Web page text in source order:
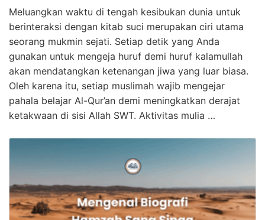
Meluangkan waktu di tengah kesibukan dunia untuk
berinteraksi dengan kitab suci merupakan ciri utama
seorang mukmin sejati. Setiap detik yang Anda
gunakan untuk mengeja huruf demi huruf kalamullah
akan mendatangkan ketenangan jiwa yang luar biasa.
Oleh karena itu, setiap muslimah wajib mengejar
pahala belajar Al-Qur’an demi meningkatkan derajat
ketakwaan di sisi Allah SWT. Aktivitas mulia …